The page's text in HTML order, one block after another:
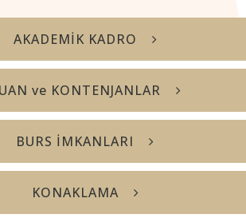
AKADEMİK KADRO
ve KONTENJANLAR
BURS İMKANLARI
KONAKLAMA